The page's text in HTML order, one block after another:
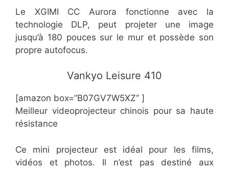
Le XGIMI CC Aurora fonctionne avec la
technologie DLP, peut projeter une image
jusqu’à 180 pouces sur le mur et possède son
propre autofocus.
​Vankyo Leisure 410
[amazon box=”B07GV7W5XZ” ]
Meilleur videoprojecteur chinois pour sa haute
résistance
Ce mini projecteur est idéal pour les films,
vidéos et photos. Il n’est pas destiné aux